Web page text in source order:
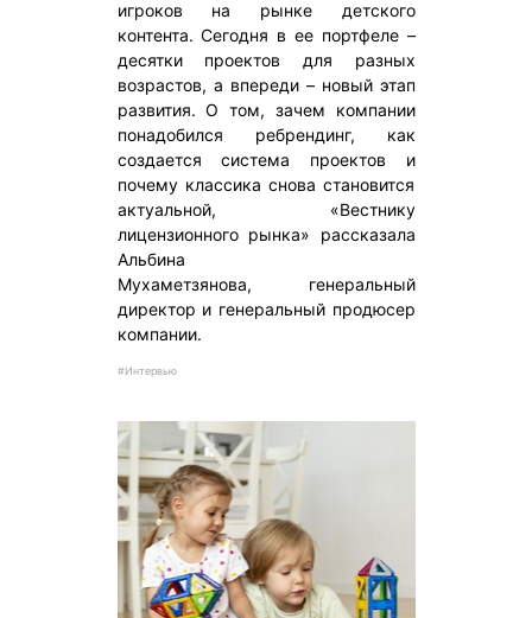
игроков на рынке детского
контента. Сегодня в ее портфеле –
десятки проектов для разных
возрастов, а впереди – новый этап
развития. О том, зачем компании
понадобился ребрендинг, как
создается система проектов и
почему классика снова становится
актуальной, «Вестнику
лицензионного рынка» рассказала
Альбина
Мухаметзянова, генеральный
директор и генеральный продюсер
компании.
#Интервью